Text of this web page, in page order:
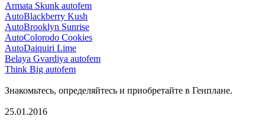
Armata Skunk autofem
AutoBlackberry Kush
AutoBrooklyn Sunrise
AutoColorodo Cookies
AutoDaiquiri Lime
Belaya Gvardiya autofem
Think Big autofem
Знакомьтесь, определяйтесь и приобретайте в Генплане.
25.01.2016